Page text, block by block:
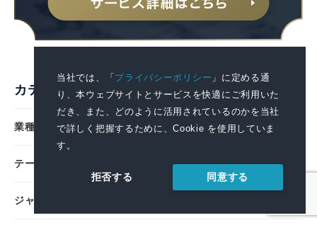
当社では、「プライバシーポリシー 」に定める通
り、本ウェブサイトとサービスを快適にご利用いた
だき、また、どのように活用されているのかを当社
で詳しく把握するために、Cookie を使用していま
す。
拒否する 同意する
カテゴリ検索
業種
テーマ
ジャンル